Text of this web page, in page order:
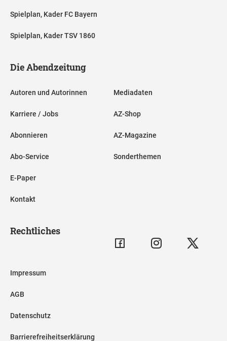
Spielplan, Kader FC Bayern
Spielplan, Kader TSV 1860
Die Abendzeitung
Autoren und Autorinnen
Karriere / Jobs
Abonnieren
Abo-Service
E-Paper
Kontakt
Mediadaten
AZ-Shop
AZ-Magazine
Sonderthemen
Rechtliches
Impressum
AGB
Datenschutz
Barrierefreiheitserklärung